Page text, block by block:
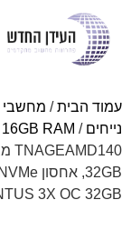
עמוד הבית/ מחשבי
נייחים /
16GB RAM
3X OC 32GB